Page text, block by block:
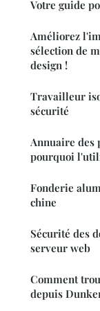
Votre guide
Améliorez
sélection de
design !
Travailleur
sécurité
Annuaire des
pourquoi
Fonderie
chine
Sécurité des
serveur web
Comment
depuis